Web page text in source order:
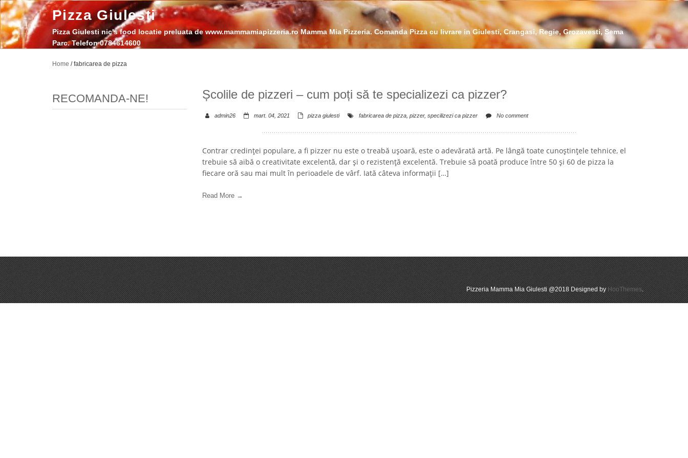
Pizza Giulesti
Pizza Giulesti nic's food locatie preluata de www.mammamiapizzeria.ro Mamma Mia Pizzeria. Comanda Pizza cu livrare in Giulesti, Crangasi, Regie, Grozavesti, Sema
Parc. Telefon 0784614600
Home / fabricarea de pizza
Școlile de pizzeri – cum poți să te specializezi ca pizzer?
admin26 mart. 04, 2021 pizza giulesti fabricarea de pizza, pizzer, specilizezi ca pizzer No comment
Contrar credinței populare, a fi pizzer nu este o treabă ușoară, este o adevărată artă. Pe lângă toate cunoștințele tehnice, el
trebuie să aibă o creativitate excelentă, dar și o rezistență excelentă. Trebuie să poată produce între 50 și 60 de pizza la
fiecare oră sau mai mult în perioadele de vârf. Iată câteva informații […]
Read More →
RECOMANDA-NE!
Pizzeria Mamma Mia Giulesti @2018 Designed by HooThemes.